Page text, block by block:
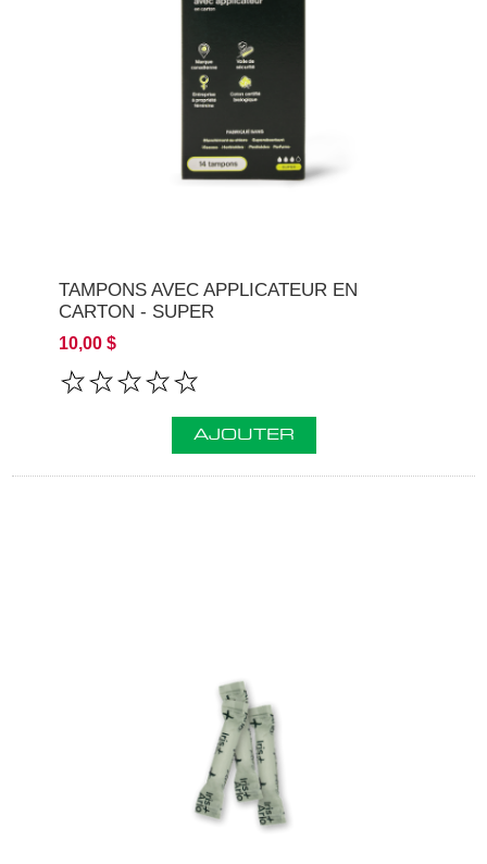
TAMPONS AVEC APPLICATEUR EN
CARTON - SUPER
10,00 $
AJOUTER